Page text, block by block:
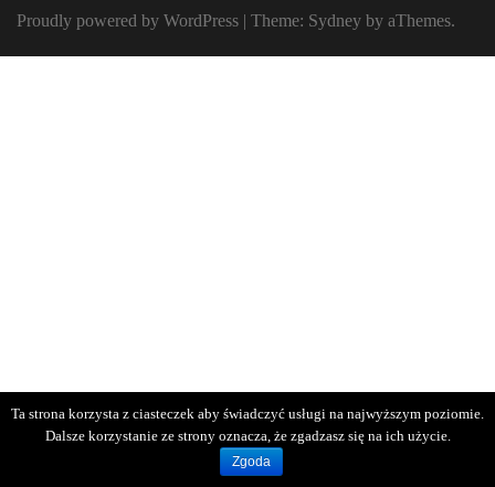
Proudly powered by WordPress | Theme: Sydney by aThemes.
Ta strona korzysta z ciasteczek aby świadczyć usługi na najwyższym poziomie.
Dalsze korzystanie ze strony oznacza, że zgadzasz się na ich użycie.
Zgoda